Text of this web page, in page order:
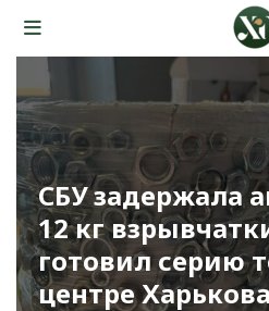
СБУ задержала
12 кг
готовил серию
центре